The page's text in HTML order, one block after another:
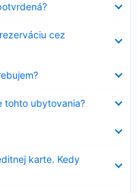
cez
tohto ubytovania?
karte. Kedy